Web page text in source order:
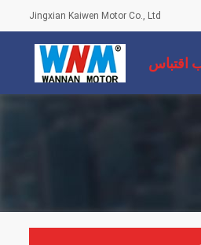
Jingxian Kaiwen Motor Co., Ltd
اقتباس